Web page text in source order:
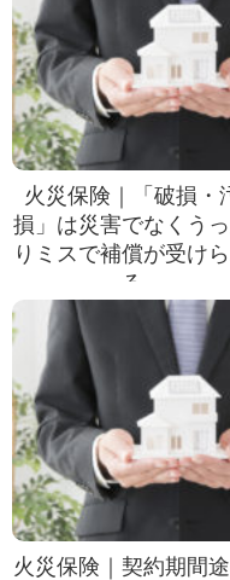
火災保険｜「破損・
損」は災害でなくう
りミスで補償が受け
る
火災保険｜契約期間